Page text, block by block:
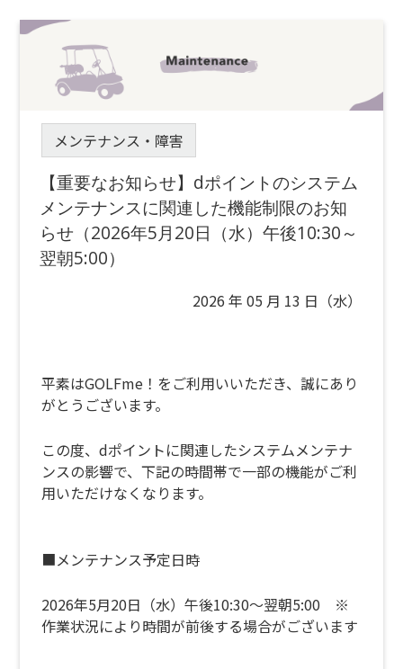
メンテナンス・障害
【重要なお知らせ】dポイントのシステム
メンテナンスに関連した機能制限のお知
らせ（2026年5月20日（水）午後10:30～
翌朝5:00）
2026 年 05 月 13 日（水）
平素はGOLFme！をご利用いいただき、誠にあり
がとうございます。
この度、dポイントに関連したシステムメンテナ
ンスの影響で、下記の時間帯で一部の機能がご利
用いただけなくなります。
■メンテナンス予定日時
2026年5月20日（水）午後10:30～翌朝5:00 ※
作業状況により時間が前後する場合がございます